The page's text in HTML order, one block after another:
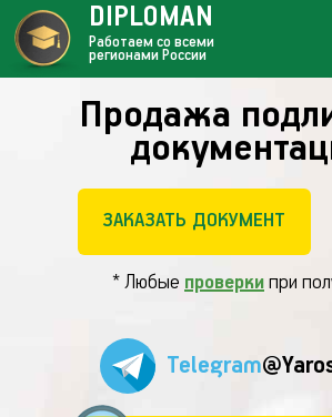
Продажа
ЗАКАЗАТЬ ДОКУМЕНТ
* Любые проверки при
Telegram
DIPLOMAN
Работаем со всеми
регионами России